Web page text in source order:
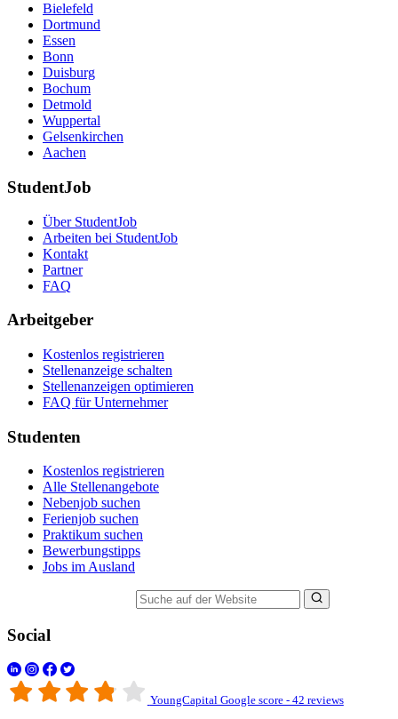
Bielefeld
Dortmund
Essen
Bonn
Duisburg
Bochum
Detmold
Wuppertal
Gelsenkirchen
Aachen
StudentJob
Über StudentJob
Arbeiten bei StudentJob
Kontakt
Partner
FAQ
Arbeitgeber
Kostenlos registrieren
Stellenanzeige schalten
Stellenanzeigen optimieren
FAQ für Unternehmer
Studenten
Kostenlos registrieren
Alle Stellenangebote
Nebenjob suchen
Ferienjob suchen
Praktikum suchen
Bewerbungstipps
Jobs im Ausland
Social
YoungCapital Google score - 42 reviews